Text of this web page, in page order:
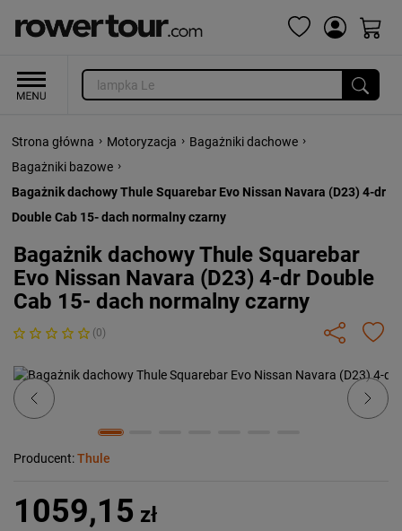
Strona główna › Motoryzacja › Bagażniki dachowe ›
Bagażniki bazowe ›
Bagażnik dachowy Thule Squarebar Evo Nissan Navara (D23) 4-dr
Double Cab 15- dach normalny czarny
Bagażnik dachowy Thule Squarebar
Evo Nissan Navara (D23) 4-dr Double
Cab 15- dach normalny czarny
(0)
Previous Next
Producent:Thule
1059,15 zł